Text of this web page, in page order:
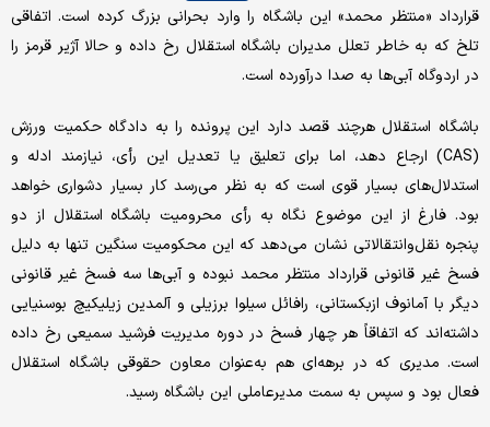
قرارداد «منتظر محمد» این باشگاه را وارد بحرانی بزرگ کرده است. اتفاقی
تلخ که به خاطر تعلل مدیران باشگاه استقلال رخ داده و حالا آژیر قرمز را
در اردوگاه آبی‌ها به صدا درآورده است.
باشگاه استقلال هرچند قصد دارد این پرونده را به دادگاه حکمیت ورزش
(CAS) ارجاع دهد، اما برای تعلیق یا تعدیل این رأی، نیازمند ادله و
استدلال‌های بسیار قوی است که به نظر می‌رسد کار بسیار دشواری خواهد
بود. فارغ از این موضوع نگاه به رأی محرومیت باشگاه استقلال از دو
پنجره نقل‌و‌انتقالاتی نشان می‌دهد که این محکومیت سنگین تنها به دلیل
فسخ غیر قانونی قرارداد منتظر محمد نبوده و آبی‌ها سه فسخ غیر قانونی
دیگر با آمانوف ازبکستانی، رافائل سیلوا برزیلی و آلمدین زیلیکیچ بوسنیایی
داشته‌اند که اتفاقاً هر چهار فسخ در دوره مدیریت فرشید سمیعی رخ داده
است. مدیری که در برهه‌ای هم به‌عنوان معاون حقوقی باشگاه استقلال
فعال بود و سپس به سمت مدیرعاملی این باشگاه رسید.